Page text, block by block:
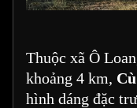
Thuộc xã Ô
khoảng 4 km,
hình dáng đặc